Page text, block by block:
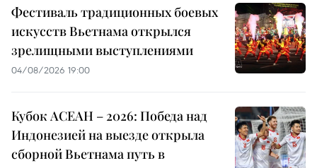
Фестиваль традиционных боевых
искусств Вьетнама открылся
зрелищными выступлениями
04/08/2026 19:00
Кубок АСЕАН – 2026: Победа над
Индонезией на выезде открыла
сборной Вьетнама путь в